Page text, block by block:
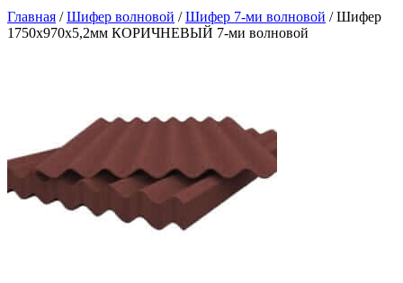
Главная /Шифер волновой /Шифер 7-ми волновой / Шифер
1750х970х5,2мм КОРИЧНЕВЫЙ 7-ми волновой